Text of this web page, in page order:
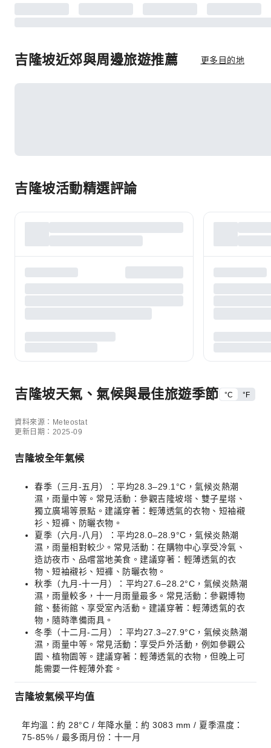
吉隆坡近郊與周邊旅遊推薦 更多目的地
吉隆坡活動精選評論
吉隆坡天氣、氣候與最佳旅遊季節 °C °F
資料來源：Meteostat
更新日期：2025-09
吉隆坡全年氣候
春季（三月-五月）：平均28.3–29.1°C，氣候炎熱潮
濕，雨量中等。常見活動：參觀吉隆坡塔、雙子星塔、
獨立廣場等景點。建議穿著：輕薄透氣的衣物、短袖襯
衫、短褲、防曬衣物。
夏季（六月-八月）：平均28.0–28.9°C，氣候炎熱潮
濕，雨量相對較少。常見活動：在購物中心享受冷氣、
造訪夜市、品嚐當地美食。建議穿著：輕薄透氣的衣
物、短袖襯衫、短褲、防曬衣物。
秋季（九月-十一月）：平均27.6–28.2°C，氣候炎熱潮
濕，雨量較多，十一月雨量最多。常見活動：參觀博物
館、藝術館、享受室內活動。建議穿著：輕薄透氣的衣
物，隨時準備雨具。
冬季（十二月-二月）：平均27.3–27.9°C，氣候炎熱潮
濕，雨量中等。常見活動：享受戶外活動，例如參觀公
園、植物園等。建議穿著：輕薄透氣的衣物，但晚上可
能需要一件輕薄外套。
吉隆坡氣候平均值
年均溫：約 28°C / 年降水量：約 3083 mm / 夏季濕度：
75-85% / 最多雨月份：十一月